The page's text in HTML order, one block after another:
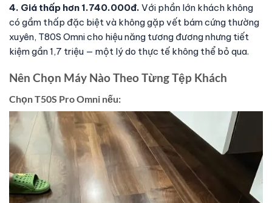
4. Giá thấp hơn 1.740.000đ. Với phần lớn khách không
có gầm thấp đặc biệt và không gặp vết bám cứng thường
xuyên, T80S Omni cho hiệu năng tương đương nhưng tiết
kiệm gần 1,7 triệu — một lý do thực tế không thể bỏ qua.
Nên Chọn Máy Nào Theo Từng Tệp Khách
Chọn T50S Pro Omni nếu: